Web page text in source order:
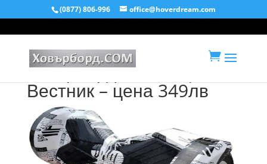
(0877) 806-996 office@hoverdream.com

ховърборд 8 инча цвят
Вестник – цена 349лв